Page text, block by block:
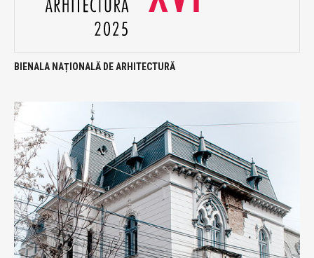
BIENALA NAȚIONALĂ DE ARHITECTURĂ